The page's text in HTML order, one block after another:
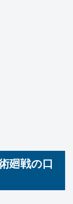
廻戦の口